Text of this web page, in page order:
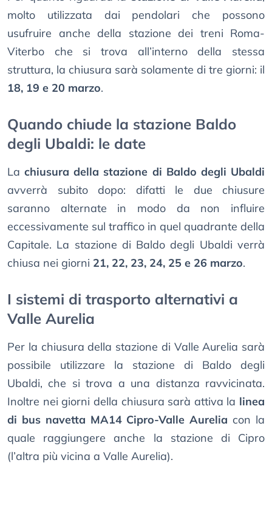
molto utilizzata dai pendolari che possono
usufruire anche della stazione dei treni Roma-
Viterbo che si trova all’interno della stessa
struttura, la chiusura sarà solamente di tre giorni: il
18, 19 e 20 marzo.
Quando chiude la stazione Baldo
degli Ubaldi: le date
Lachiusura della stazione di Baldo degli Ubaldi
avverrà subito dopo: difatti le due chiusure
saranno alternate in modo da non influire
eccessivamente sul traffico in quel quadrante della
Capitale. La stazione di Baldo degli Ubaldi verrà
chiusa nei giorni 21, 22, 23, 24, 25 e 26 marzo.
I sistemi di trasporto alternativi a
Valle Aurelia
Per la chiusura della stazione di Valle Aurelia sarà
possibile utilizzare la stazione di Baldo degli
Ubaldi, che si trova a una distanza ravvicinata.
Inoltre nei giorni della chiusura sarà attiva la linea
di bus navetta MA14 Cipro-Valle Aurelia con la
quale raggiungere anche la stazione di Cipro
(l’altra più vicina a Valle Aurelia).